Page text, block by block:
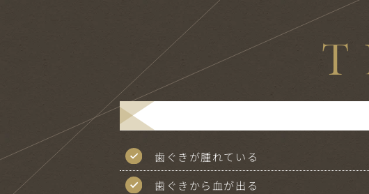
歯ぐきが腫れている
歯ぐきから血が出る